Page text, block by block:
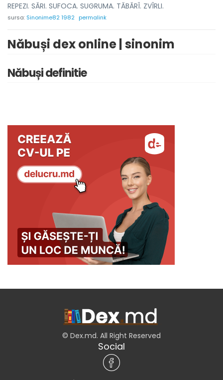
REPEZI. SĂRI. SUFOCA. SUGRUMA. TĂBĂRÎ. ZVÎRLI.
sursa: Sinonime82 1982 permalink
Năbuși dex online | sinonim
Năbuși definitie
© Dex.md. All Right Reserved
Social